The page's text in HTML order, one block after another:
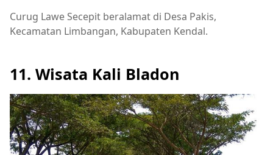
Curug Lawe Secepit beralamat di Desa Pakis,
Kecamatan Limbangan, Kabupaten Kendal.
11. Wisata Kali Bladon